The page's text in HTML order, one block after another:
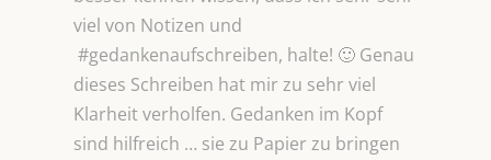
viel von Notizen und
#gedankenaufschreiben, halte! 🙂 Genau
dieses Schreiben hat mir zu sehr viel
Klarheit verholfen. Gedanken im Kopf
sind hilfreich … sie zu Papier zu bringen